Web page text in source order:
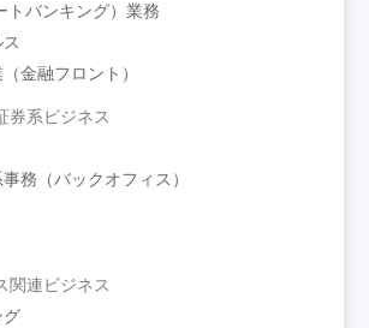
トバンキング）業務
金融フロント）
券系ビジネス
務（バックオフィス）
関連ビジネス
グ